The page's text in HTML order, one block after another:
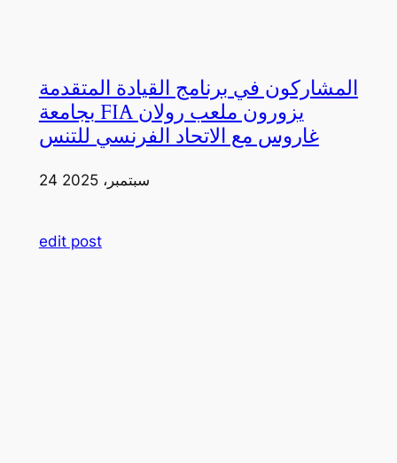
المشاركون في برنامج القيادة المتقدمة
بجامعة FIA يزورون ملعب رولان
غاروس مع الاتحاد الفرنسي للتنس
24 سبتمبر، 2025
edit post